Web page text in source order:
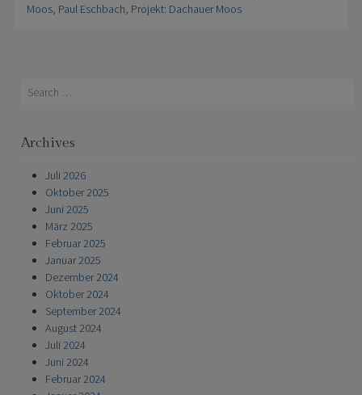
Moos, Paul Eschbach, Projekt: Dachauer Moos
Search
Archives
Juli 2026
Oktober 2025
Juni 2025
März 2025
Februar 2025
Januar 2025
Dezember 2024
Oktober 2024
September 2024
August 2024
Juli 2024
Juni 2024
Februar 2024